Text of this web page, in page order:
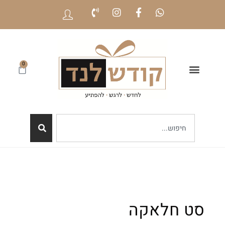
0
סט חלאקה